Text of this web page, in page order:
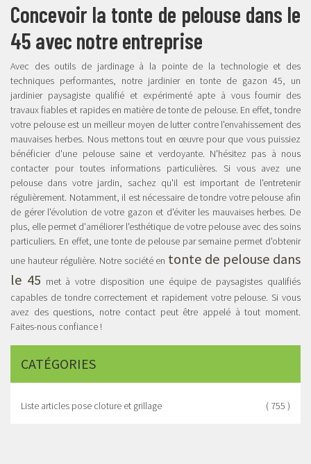
Concevoir la tonte de pelouse dans le
45 avec notre entreprise
Avec des outils de jardinage à la pointe de la technologie et des
techniques performantes, notre jardinier en tonte de gazon 45, un
jardinier paysagiste qualifié et expérimenté apte à vous fournir des
travaux fiables et rapides en matière de tonte de pelouse. En effet, tondre
votre pelouse est un meilleur moyen de lutter contre l'envahissement des
mauvaises herbes. Nous mettons tout en œuvre pour que vous puissiez
bénéficier d'une pelouse saine et verdoyante. N'hésitez pas à nous
contacter pour toutes informations particulières. Si vous avez une
pelouse dans votre jardin, sachez qu'il est important de l'entretenir
régulièrement. Notamment, il est nécessaire de tondre votre pelouse afin
de gérer l'évolution de votre gazon et d'éviter les mauvaises herbes. De
plus, elle permet d'améliorer l'esthétique de votre pelouse avec des soins
particuliers. En effet, une tonte de pelouse par semaine permet d'obtenir
une hauteur régulière. Notre société en tonte de pelouse dans
le 45 met à votre disposition une équipe de paysagistes qualifiés
capables de tondre correctement et rapidement votre pelouse. Si vous
avez des questions, notre contact peut être appelé à tout moment.
Faites-nous confiance !
CATÉGORIES
Liste articles pose cloture et grillage ( 755 )